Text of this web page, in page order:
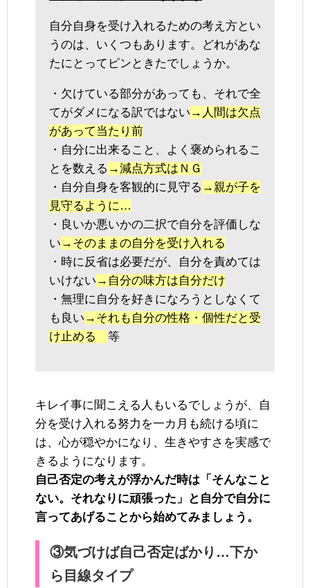
自分自身を受け入れるための考え方とい
うのは、いくつもあります。どれがあな
たにとってピンときたでしょうか。
・欠けている部分があっても、それで全
てがダメになる訳ではない →人間は欠点
があって当たり前
・自分に出来ること、よく褒められるこ
とを数える →減点方式はＮＧ
・自分自身を客観的に見守る →親が子を
見守るように…
・良いか悪いかの二択で自分を評価しな
い →そのままの自分を受け入れる
・時に反省は必要だが、自分を責めては
いけない →自分の味方は自分だけ
・無理に自分を好きになろうとしなくて
も良い →それも自分の性格・個性だと受
け止める 等
キレイ事に聞こえる人もいるでしょうが、自
分を受け入れる努力を一カ月も続ける頃に
は、心が穏やかになり、生きやすさを実感で
きるようになります。
自己否定の考えが浮かんだ時は「そんなこと
ない。それなりに頑張った」と自分で自分に
言ってあげることから始めてみましょう。
③気づけば自己否定ばかり…下か
ら目線タイプ